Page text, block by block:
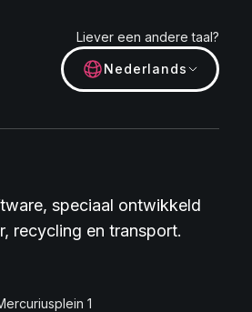
Liever een andere taal?
Nederlands
speciaal ontwikkeld
recycling en transport.
1